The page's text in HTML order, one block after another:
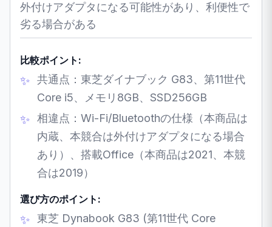
外付けアダプタになる可能性があり、利便性で
劣る場合がある
比較ポイント:
共通点：東芝ダイナブック G83、第11世代
Core i5、メモリ8GB、SSD256GB
相違点：Wi-Fi/Bluetoothの仕様（本商品は
内蔵、本競合は外付けアダプタになる場合
あり）、搭載Office（本商品は2021、本競
合は2019）
選び方のポイント:
東芝 Dynabook G83 (第11世代 Core